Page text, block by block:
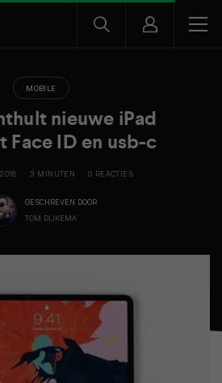
MOBILE
nieuwe iPad
Face ID en usb-c
3 MINUTEN 0 REACTIES
GESCHREVEN DOOR
TOM DIJKEMA